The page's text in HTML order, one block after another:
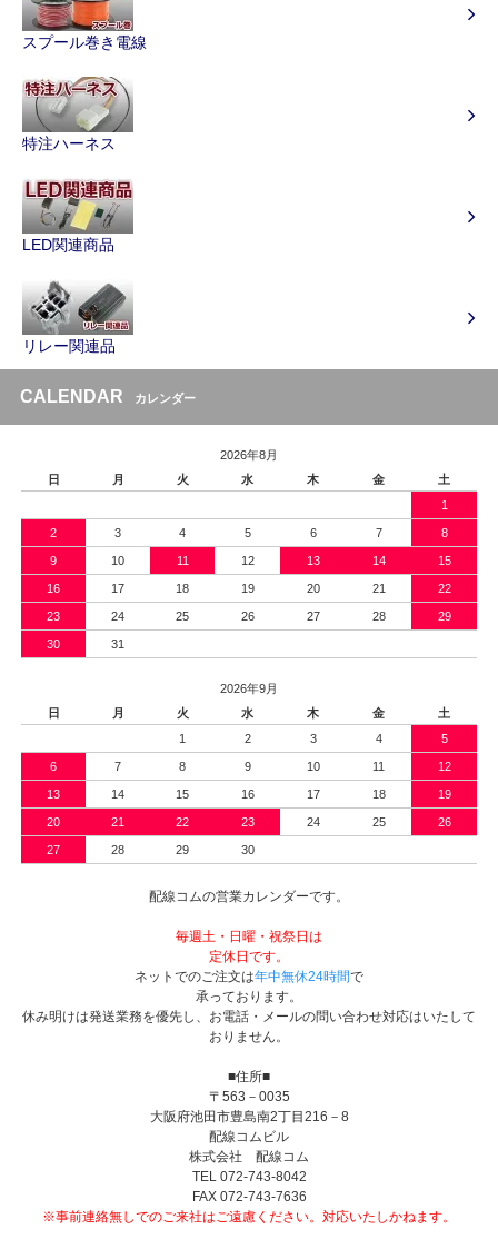
スプール巻き電線
特注ハーネス
LED関連商品
リレー関連品
CALENDAR カレンダー
2026年8月
日
月 火 水 木 金
土
1
2 3 4 5 6 7 8
9 10 11 12 13 14 15
16 17 18 19 20 21 22
23 24 25 26 27 28 29
30 31
2026年9月
日
月 火 水 木 金
土
1
2 3 4 5
6 7 8 9 10 11 12
13 14 15 16 17 18 19
20 21 22 23 24 25 26
27 28 29 30
配線コムの営業カレンダーです。
毎週土・日曜・祝祭日は
定休日です。
ネットでのご注文は年中無休24時間で
承っております。
休み明けは発送業務を優先し、お電話・メールの問い合わせ対応はいたして
おりません。
■住所■
〒563－0035
大阪府池田市豊島南2丁目216－8
配線コムビル
株式会社 配線コム
TEL 072-743-8042
FAX 072-743-7636
※事前連絡無しでのご来社はご遠慮ください。対応いたしかねます。